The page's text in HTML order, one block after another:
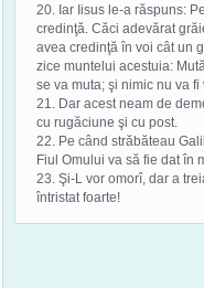
20. Iar Iisus le-a răspuns:
credinţă. Căci adevărat
avea credinţă în voi cât un
zice muntelui acestuia:
se va muta; şi nimic nu va
21. Dar acest neam de
cu rugăciune şi cu post.
22. Pe când străbăteau
Fiul Omului va să fie dat în
23. Şi-L vor omorî, dar a
întristat foarte!